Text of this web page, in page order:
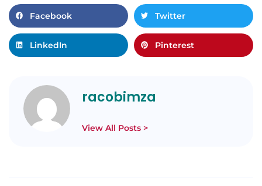
Facebook Twitter
LinkedIn Pinterest
racobimza
View All Posts >